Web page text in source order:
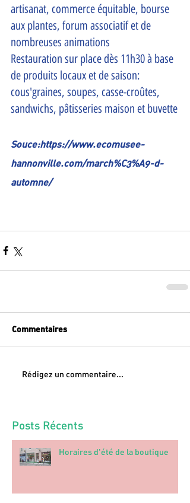
artisanat, commerce équitable, bourse
aux plantes, forum associatif et de
nombreuses animations
Restauration sur place dès 11h30 à base
de produits locaux et de saison:
cous'graines, soupes, casse-croûtes,
sandwichs, pâtisseries maison et buvette
Souce:https://www.ecomusee-
hannonville.com/march%C3%A9-d-
automne/
Commentaires
Rédigez un commentaire...
Posts Récents
Horaires d'été de la boutique